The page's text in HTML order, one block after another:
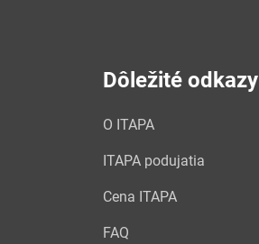
Dôležité odkazy
O ITAPA
ITAPA podujatia
Cena ITAPA
FAQ